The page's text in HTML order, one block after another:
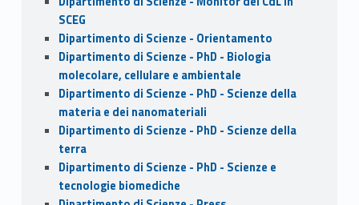
SCEG
Dipartimento di Scienze - Orientamento
Dipartimento di Scienze - PhD - Biologia
molecolare, cellulare e ambientale
Dipartimento di Scienze - PhD - Scienze della
materia e dei nanomateriali
Dipartimento di Scienze - PhD - Scienze della
terra
Dipartimento di Scienze - PhD - Scienze e
tecnologie biomediche